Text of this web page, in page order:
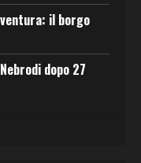
il borgo
dopo 27